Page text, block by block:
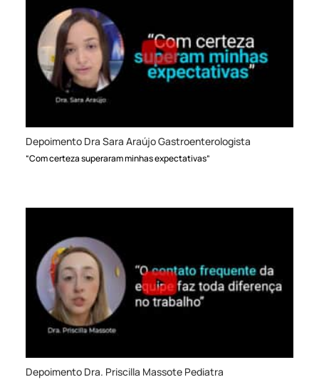
Depoimento Dra Sara Araújo Gastroenterologista
“Com certeza superaram minhas expectativas”
Depoimento Dra. Priscilla Massote Pediatra